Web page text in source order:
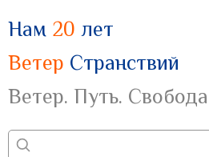
Нам 20 лет
Ветер Странствий
Ветер. Путь. Свобода